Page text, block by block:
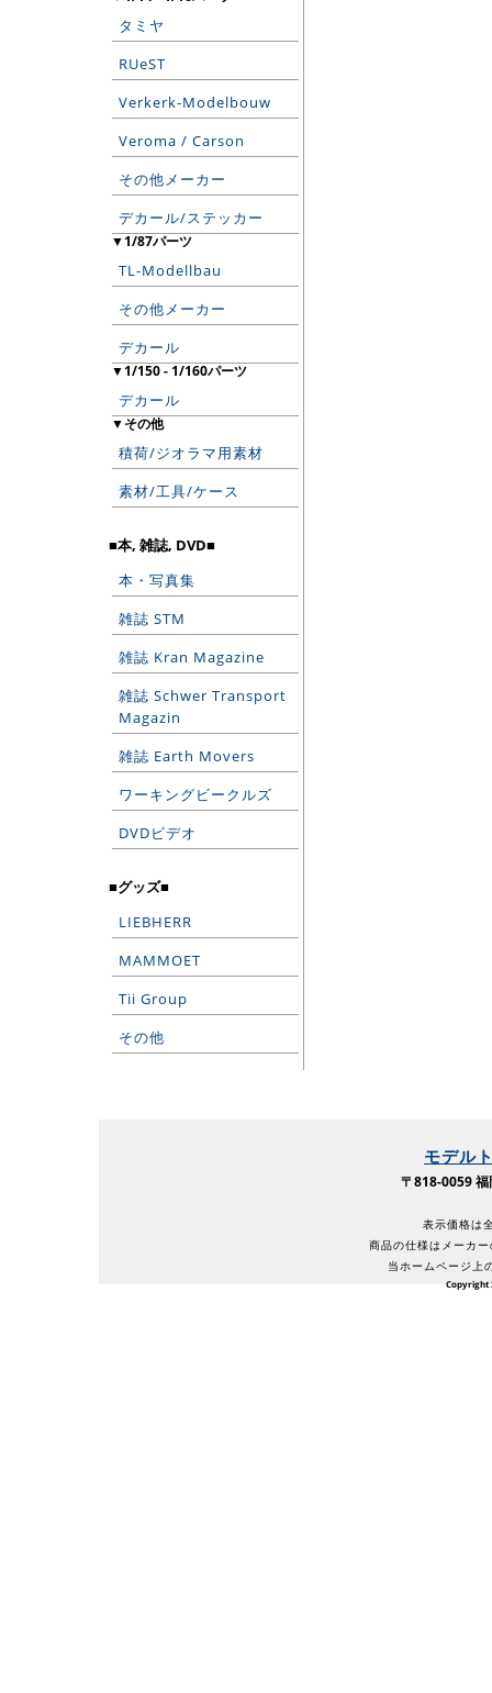
タミヤ
RUeST
Verkerk-Modelbouw
Veroma / Carson
その他メーカー
デカール/ステッカー
▼1/87パーツ
TL-Modellbau
その他メーカー
デカール
▼1/150 - 1/160パーツ
デカール
▼その他
積荷/ジオラマ用素材
素材/工具/ケース
■本, 雑誌, DVD■
本・写真集
雑誌 STM
雑誌 Kran Magazine
雑誌 Schwer Transport
Magazin
雑誌 Earth Movers
ワーキングビークルズ
DVDビデオ
■グッズ■
LIEBHERR
MAMMOET
Tii Group
その他
モデル
〒818-0059
表示価格は
商品の仕様はメーカ
当ホームページ上
Copyright